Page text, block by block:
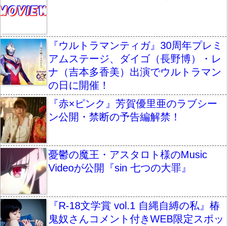
『ウルトラマンティガ』30周年プレミ
アムステージ、ダイゴ（長野博）・レ
ナ（吉本多香美）出演でウルトラマン
の日に開催！
『赤×ピンク』芳賀優里亜のラブシー
ン公開・禁断の予告編解禁！
憂鬱の魔王・アスタロト様のMusic
Videoが公開『sin 七つの大罪』
『R-18文学賞 vol.1 自縄自縛の私』椿
鬼奴さんコメント付きWEB限定スポッ